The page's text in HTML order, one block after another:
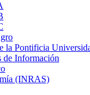
la Pontificia
de Información
(INRAS)